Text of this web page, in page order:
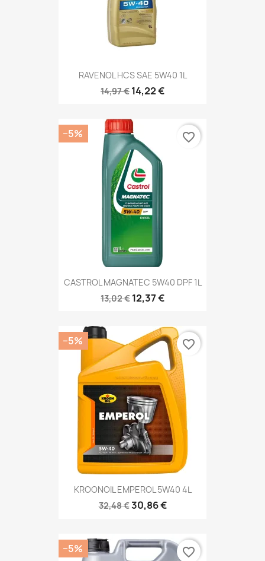
RAVENOL HCS SAE 5W40 1L
14,97 € 14,22 €
CASTROL MAGNATEC 5W40 DPF 1L
13,02 € 12,37 €
−5% favorite_border
KROONOIL EMPEROL 5W40 4L
32,48 €30,86 €
−5% favorite_border
−5% favorite_border